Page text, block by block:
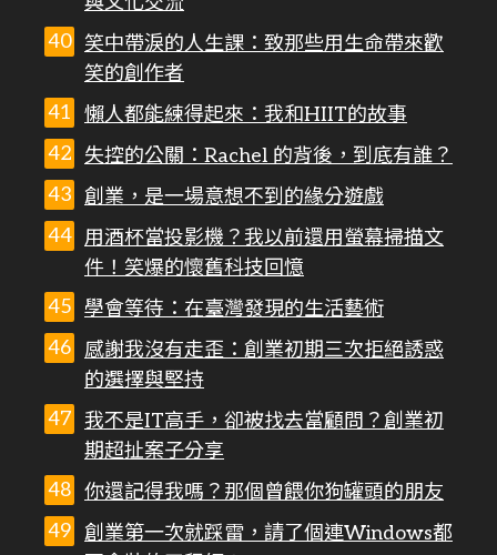
笑中帶淚的人生課：致那些用生命帶來歡
笑的創作者
懶人都能練得起來：我和HIIT的故事
失控的公關：Rachel 的背後，到底有誰？
創業，是一場意想不到的緣分遊戲
用酒杯當投影機？我以前還用螢幕掃描文
件！笑爆的懷舊科技回憶
學會等待：在臺灣發現的生活藝術
感謝我沒有走歪：創業初期三次拒絕誘惑
的選擇與堅持
我不是IT高手，卻被找去當顧問？創業初
期超扯案子分享
你還記得我嗎？那個曾餵你狗罐頭的朋友
創業第一次就踩雷，請了個連Windows都